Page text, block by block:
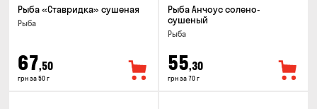
Рыба «Ставридка» сушеная
Рыба
67,50
грн за 50 г
Рыба Анчоус солено-
сушеный
Рыба
55,30
грн за 70 г